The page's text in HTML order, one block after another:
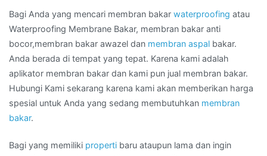
Bagi Anda yang mencari membran bakar waterproofing atau
Waterproofing Membrane Bakar, membran bakar anti
bocor,membran bakar awazel dan membran aspal bakar.
Anda berada di tempat yang tepat. Karena kami adalah
aplikator membran bakar dan kami pun jual membran bakar.
Hubungi Kami sekarang karena kami akan memberikan harga
spesial untuk Anda yang sedang membutuhkan membran
bakar.
Bagi yang memiliki properti baru ataupun lama dan ingin